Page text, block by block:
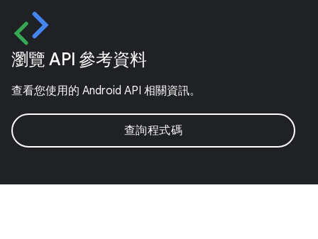
瀏覽 API 參考資料
查看您使用的 Android API 相關資訊。
查詢程式碼